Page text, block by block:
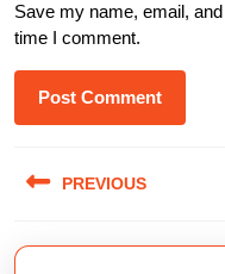
Save my name, email,
time I comment.
navigation
PREVIOUS